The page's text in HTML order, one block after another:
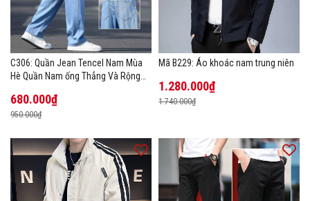
C306: Quần Jean Tencel Nam Mùa
Hè Quần Nam ống Thẳng Và Rộng
680.000₫
950.000₫
Mã B229: Áo khoác nam trung niên
1.280.000₫
1.740.000₫